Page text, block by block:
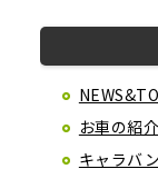
お車の紹介
キャラバ